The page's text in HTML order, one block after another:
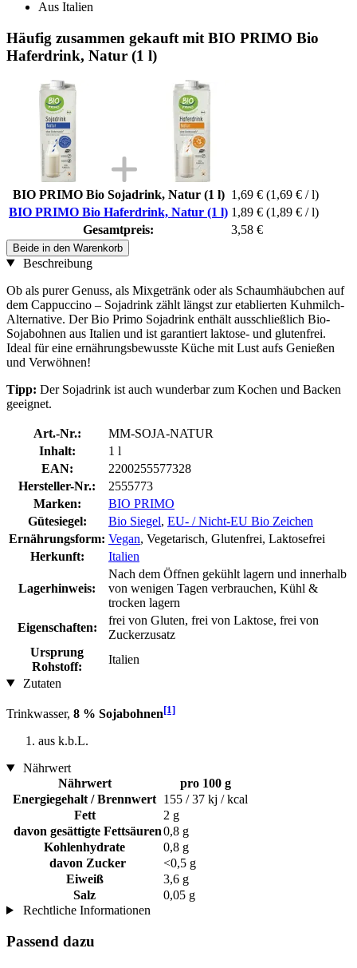
Aus Italien
Häufig zusammen gekauft mit BIO PRIMO Bio
Haferdrink, Natur (1 l)
BIO PRIMO Bio Sojadrink, Natur (1 l) 1,69 € (1,69 € / l)
BIO PRIMO Bio Haferdrink, Natur (1 l) 1,89 € (1,89 € / l)
Gesamtpreis:
3,58 €
Beide in den Warenkorb
Beschreibung
Ob als purer Genuss, als Mixgetränk oder als Schaumhäubchen auf
dem Cappuccino – Sojadrink zählt längst zur etablierten Kuhmilch-
Alternative. Der Bio Primo Sojadrink enthält ausschließlich Bio-
Sojabohnen aus Italien und ist garantiert laktose- und glutenfrei.
Ideal für eine ernährungsbewusste Küche mit Lust aufs Genießen
und Verwöhnen!
Tipp: Der Sojadrink ist auch wunderbar zum Kochen und Backen
geeignet.
Art.-Nr.:
MM-SOJA-NATUR
Inhalt:
1 l
EAN:
2200255577328
Hersteller-Nr.:
2555773
Marken:
BIO PRIMO
Gütesiegel:
Bio Siegel, EU- / Nicht-EU Bio Zeichen
Ernährungsform: Vegan, Vegetarisch, Glutenfrei, Laktosefrei
Herkunft:
Italien
Lagerhinweis:
Nach dem Öffnen gekühlt lagern und innerhalb
von wenigen Tagen verbrauchen, Kühl &
trocken lagern
Eigenschaften:
frei von Gluten, frei von Laktose, frei von
Zuckerzusatz
Ursprung
Rohstoff:
Italien
Zutaten
Trinkwasser, 8 % Sojabohnen[1]
aus k.b.L.
Nährwert
Nährwert
pro 100 g
Energiegehalt / Brennwert 155 / 37 kj / kcal
Fett
2 g
davon gesättigte Fettsäuren0,8 g
Kohlenhydrate
0,8 g
davon Zucker
<0,5 g
Eiweiß
3,6 g
Salz
0,05 g
Rechtliche Informationen
Passend dazu